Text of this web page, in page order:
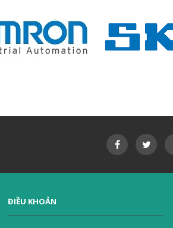
ĐIỀU KHOẢN